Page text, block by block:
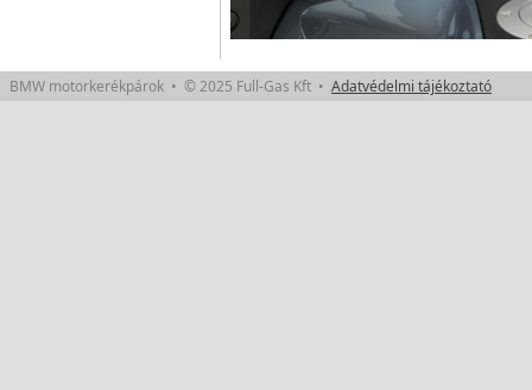
BMW motorkerékpárok • © 2025 Full-Gas Kft • Adatvédelmi tájékoztató